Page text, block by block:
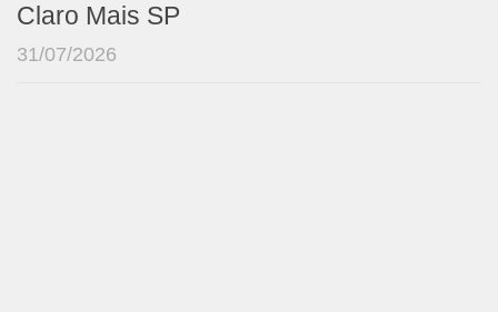
Claro Mais SP
31/07/2026